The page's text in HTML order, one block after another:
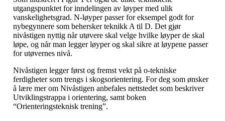
utgangspunktet for inndelingen av løyper med ulik
vanskelighetsgrad. N-løyper passer for eksempel godt for
nybegynnere som behersker teknikk A til D. Det gjør
nivåstigen nyttig når utøvere skal velge hvilke løyper de skal
løpe, og når man legger løyper og skal sikre at løypene passer
for utøvernes nivå.
Nivåstigen legger først og fremst vekt på o-tekniske
ferdigheter som trengs i skogsorientering. For deg som ønsker
å lære mer om Nivåstigen anbefales nettstedet som beskriver
Utviklingstrappa i orientering, samt boken
“Orienteringsteknisk trening”.